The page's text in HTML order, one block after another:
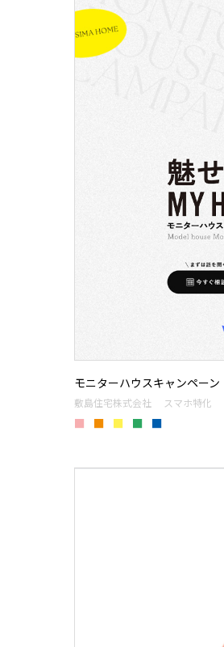
モニターハウスキャンペーン
敷島住宅株式会社 スマホ特化
■ ■ ■ ■ ■